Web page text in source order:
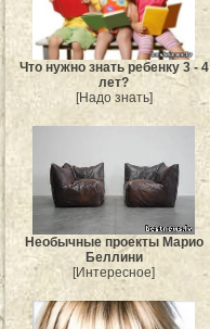
Что нужно знать ребенку 3 - 4
лет?
[Надо знать]
Необычные проекты Марио
Беллини
[Интересное]